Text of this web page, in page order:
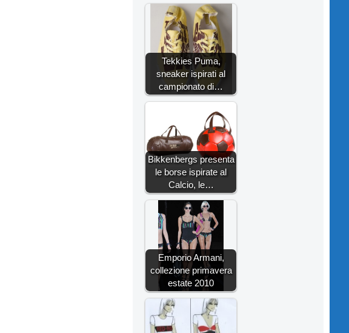
Tekkies Puma,
sneaker ispirati al
campionato di…
Bikkenbergs presenta
le borse ispirate al
Calcio, le…
Emporio Armani,
collezione primavera
estate 2010